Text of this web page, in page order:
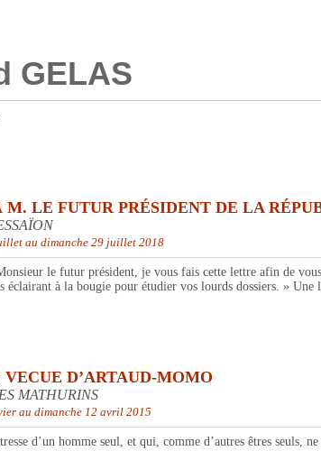
GELAS
M. LE FUTUR PRÉSIDENT DE LA
au dimanche 29 juillet 2018
le futur président, je vous fais cette lettre afin de
éclairant à la bougie pour étudier vos lourds dossiers. » Une
D’ARTAUD-MOMO
MATHURINS
au dimanche 12 avril 2015
d’un homme seul, et qui, comme d’autres êtres seuls,